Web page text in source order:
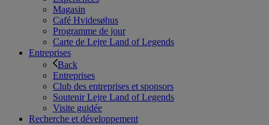
Magasin
Café Hvidesøhus
Programme de jour
Carte de Lejre Land of Legends
Entreprises
Back
Entreprises
Club des entreprises et sponsors
Soutenir Lejre Land of Legends
Visite guidée
Recherche et développement